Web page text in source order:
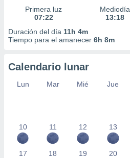
Primera luz
07:22
Mediodía
13:18
Duración del día 11h 4m
Tiempo para el amanecer 6h 8m
Calendario lunar
Lun Mar Mié Jue
10 11 12 13
17 18 19 20